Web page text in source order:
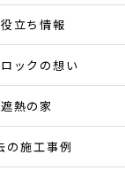
立ち情報
ックの想い
遮熱の家
の施工事例